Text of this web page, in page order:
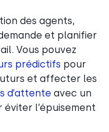
des agents,
et planifier
Vous pouvez
prédictifs pour
et affecter les
d’attente avec un
l’épuisement